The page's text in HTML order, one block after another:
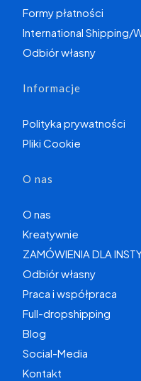
Formy płatności
International Shipping/
Odbiór własny
Informacje
Polityka prywatności
Pliki Cookie
O nas
O nas
Kreatywnie
ZAMÓWIENIA DLA
Odbiór własny
Praca i współpraca
Full-dropshipping
Blog
Social-Media
Kontakt